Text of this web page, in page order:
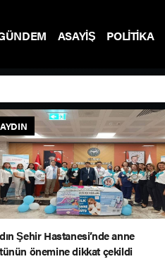
ASAYİŞ POLİTİKA
AYDIN
Şehir Hastanesi’nde anne
önemine dikkat çekildi